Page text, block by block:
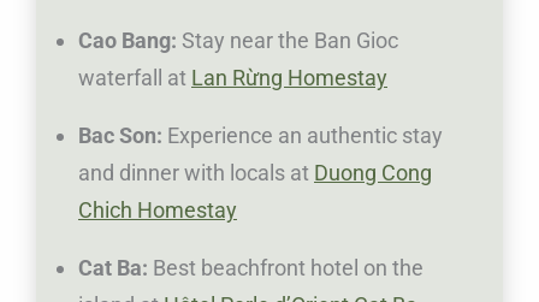
Cao Bang: Stay near the Ban Gioc
waterfall at Lan Rừng Homestay
Bac Son: Experience an authentic stay
and dinner with locals at Duong Cong
Chich Homestay
Cat Ba: Best beachfront hotel on the